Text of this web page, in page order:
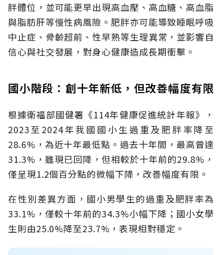
胖體位，並可能更早出現高血壓、高血糖、高血脂
與脂肪肝等慢性病風險。肥胖亦可能導致睡眠呼吸
中止症、骨齡超前、性早熟等生理異常，並影響自
信心與社交發展，對身心健康造成長期衝擊。
國小階段：創十年新低，但改善幅度有限
根據衛福部國健署《114年健康促進統計年報》，
2023至2024年我國國小生過重及肥胖率降至
28.6%，為近十年最低點。過去十年間，最高曾達
31.3%，雖現已回降，但相較於十年前的29.8%，
僅呈現1.2個百分點的微幅下降，改善幅度有限。
在性別差異方面，國小男學生的過重及肥胖率為
33.1%，僅較十年前的34.3%小幅下降；國小女學
生則由25.0%降至23.7%，表現相對穩定。